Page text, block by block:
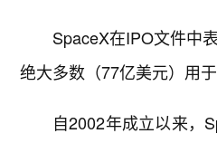
SpaceX在IPO文件中
绝大多数（77亿美元）用
自2002年成立以来，